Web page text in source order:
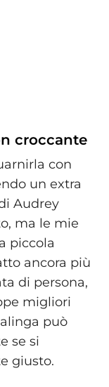
croccante
con
un extra
Audrey
ma le mie
piccola
ancora più
di persona,
migliori
può
se si
giusto.